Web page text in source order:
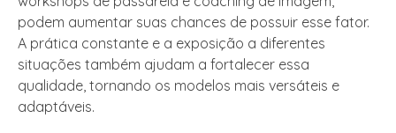
podem aumentar suas chances de possuir esse fator.
A prática constante e a exposição a diferentes
situações também ajudam a fortalecer essa
qualidade, tornando os modelos mais versáteis e
adaptáveis.